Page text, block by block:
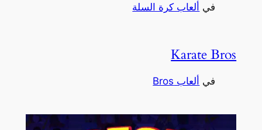
في ألعاب كرة السلة
Karate Bros
في ألعاب Bros